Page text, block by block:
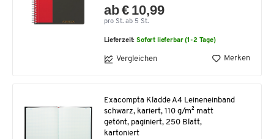
ab € 10,99
pro St. ab 5 St.
Lieferzeit:Sofort lieferbar (1-2 Tage)
Vergleichen Merken
Exacompta Kladde A4 Leineneinband
schwarz, kariert, 110 g/m² matt
getönt, paginiert, 250 Blatt,
kartoniert